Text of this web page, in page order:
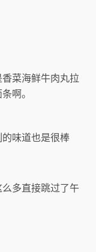
菜海鲜牛肉丸拉
啊。
味道也是很棒
多直接跳过了午